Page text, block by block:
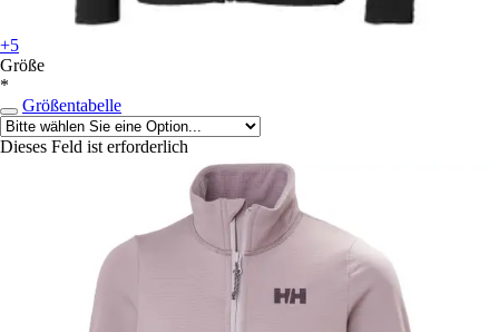
+5
Größe
*
Größentabelle
Dieses Feld ist erforderlich